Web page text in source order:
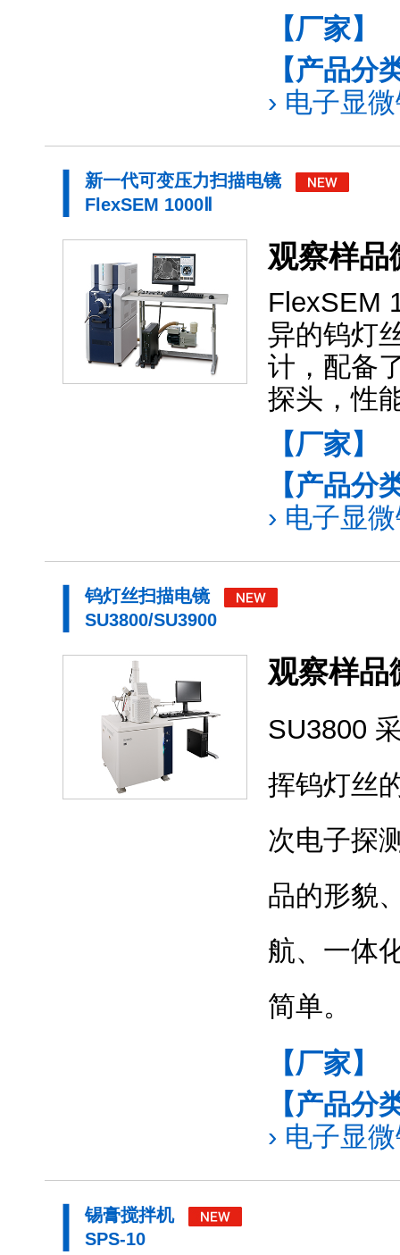
【厂家】
【产品分
› 电子显
新一代可变压力扫描电镜
FlexSEM 1000Ⅱ
观察样品
FlexSEM
异的钨灯
计，配备
探头，性
【厂家】
【产品分
› 电子显
钨灯丝扫描电镜
SU3800/SU3900
观察样品
SU3800
挥钨灯丝
次电子探
品的形貌
航、一体
简单。
【厂家】
【产品分
› 电子显
锡膏搅拌机
SPS-10